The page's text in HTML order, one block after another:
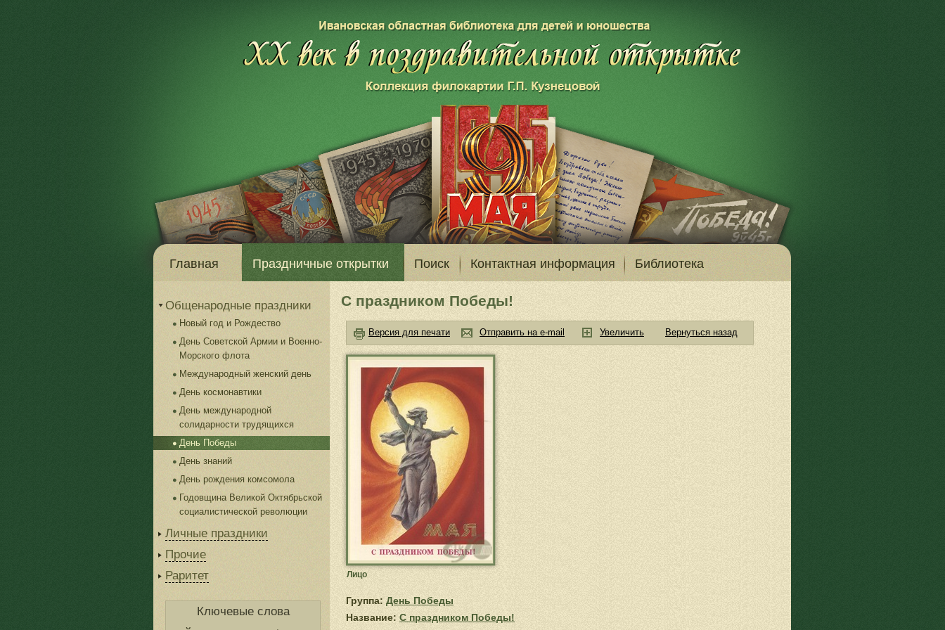
Главная Праздничные открытки Поиск Контактная информация Библиотека
Общенародные праздники
Новый год и Рождество
День Советской Армии и Военно-
Морского флота
Международный женский день
День космонавтики
День международной
солидарности трудящихся
День Победы
День знаний
День рождения комсомола
Годовщина Великой Октябрьской
социалистической революции
Личные праздники
Прочие
Раритет
Ключевые слова
С праздником Победы!
Версия для печати Отправить на e-mail Увеличить Вернуться назад
Лицо
Группа: День Победы
Название: С праздником Победы!